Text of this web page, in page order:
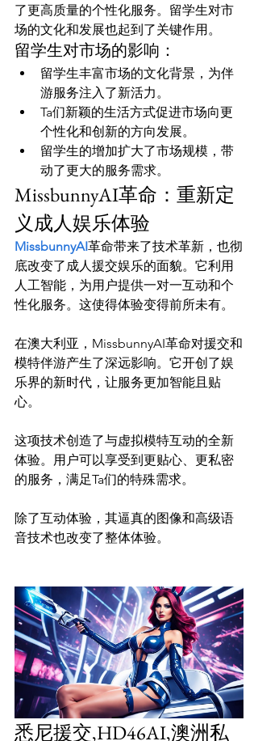
了更高质量的个性化服务。留学生对市
场的文化和发展也起到了关键作用。
留学生对市场的影响：
留学生丰富市场的文化背景，为伴
游服务注入了新活力。
Ta们新颖的生活方式促进市场向更
个性化和创新的方向发展。
留学生的增加扩大了市场规模，带
动了更大的服务需求。
MissbunnyAI革命：重新定
义成人娱乐体验
MissbunnyAI革命带来了技术革新，也彻
底改变了成人援交娱乐的面貌。它利用
人工智能，为用户提供一对一互动和个
性化服务。这使得体验变得前所未有。
在澳大利亚，MissbunnyAI革命对援交和
模特伴游产生了深远影响。它开创了娱
乐界的新时代，让服务更加智能且贴
心。
这项技术创造了与虚拟模特互动的全新
体验。用户可以享受到更贴心、更私密
的服务，满足Ta们的特殊需求。
除了互动体验，其逼真的图像和高级语
音技术也改变了整体体验。
悉尼援交,HD46AI,澳洲私